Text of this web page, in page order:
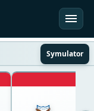
Symulator